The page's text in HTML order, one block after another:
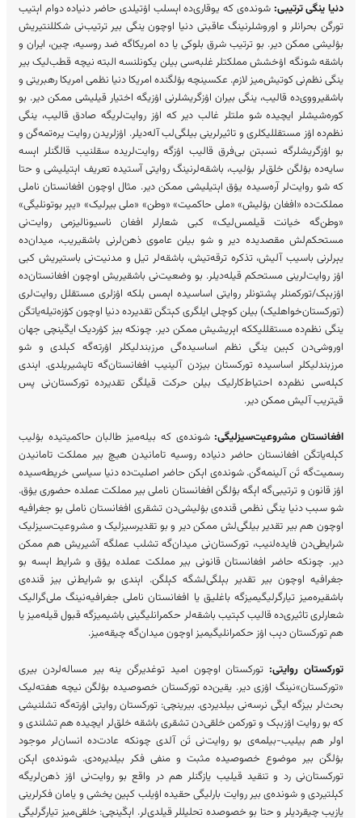
دنیا ینگی ترتیبی:شونده‌ی که یوقاری‌ده اېسلب اۉتیلدی حاضر دنیاده دوام اېتیب
تورگن بحرانلر و اوروشلرنینگ عاقبتی دنیا اوچون ینگی بیر ترتیب‌نی شکللنتیریش
بۉلیشی ممکن دیر. بو ترتیب شرق بلوکی یا ده امریکاگه ضد روسیه، چین، ایران و
باشقه شونگه اۉخشش مملکتلر غلبه‌سی بیلن یکونلنسه البته نیچه قطب‌لیک بیر
ینگی نظم‌نی کوتیش‌میز لازم. عکسینچه بۉلگنده امریکا دنیا نظمی امریکا رهبریتی و
باشقیرووی‌ده قالیب، ینگی بیران اۉزگریشلرنی اۉزیگه اختیار قیلیشی ممکن دیر. بو
کوره‌شیشلر ایچیده شو ملتلر غالب دیر که اۉز روایت‌لریگه صادق قالیب، ینگی
نظم‌ده اۉز مستقللیکلری و تاثیرلرینی بیلگی‌لب آله‌دیلر. اۉزلریدن روایت یره‌تمه‌گن و
بو اۉزگریشلرگه نسبتن بی‌فرق قالیب اۉزگه روایت‌لریده سقلنیب قالگنلر اېسه
سایه‌ده بۉلگن خلق‌لر بۉلیب، باشقه‌لرنینگ روایتی آستیده تعریف اېتیلیشی و حتا
که شو روایت‌لر آره‌سیده یۉق اېتیلیشی ممکن دیر. مثال اوچون افغانستان ناملی
مملکت‌ده «افغان بۉلیش» «ملی حاکمیت» «وطن» «ملی بیرلیک» «یېر بوتونلیگی»
«وطن‌گه خیانت قیلمس‌لیک» کبی شعارلر افغان ناسیونالیزمی روایت‌نی
مستحکم‌لش مقصدیده دیر و شو بیلن عاموی ذهن‌لرنی باشقیریب، میدان‌ده
یېرلرنی باسیب آلیش، تذکره ترقه‌تیش، باشقه‌لر تیل و مدنیت‌نی باستیریش کبی
اۉز روایت‌لرینی مستحکم قیله‌دیلر. بو وضعیت‌نی باشقیریش اوچون افغانستان‌ده
اۉزبېک/تورکمنلر پشتونلر روایتی اساسیده اېمس بلکه اۉزلری مستقلل روایت‌لری
(تورکستان‌خواهلیک) بیلن کوچلی ایلگری کېتگن تقدیرده دنیا اوچون کۉزه‌تیله‌یاتگن
ینگی نظم‌ده مستقللیککه اېریشیش ممکن دیر. چونکه بیز کۉردیک ایکّینچی جهان
اوروشی‌دن کېین ینگی نظم اساسیده‌گی مرزبندلیکلر اۉرته‌گه کېلدی و شو
مرزبندلیکلر اساسیده تورکستان بیزدن آلینیب افغانستان‌گه تاپشیریلدی. اېندی
کېله‌سی نظم‌ده احتیاط‌کارلیک بیلن حرکت قیلگن تقدیرده تورکستان‌نی پس
قیتریب آلیش ممکن دیر.
افغانستان مشروعیت‌سیزلیگی:شونده‌ی که بیله‌میز طالبان حاکمیتیده بۉلیب
کېله‌یاتگن افغانستان حاضر دنیاده روسیه تامانیدن هیچ بیر مملکت تامانیدن
رسمیت‌گه تَن آلینمه‌گن. شونده‌ی اېکن حاضر اصلیت‌ده دنیا سیاسی خریطه‌سیده
اۉز قانون و ترتیبی‌گه اېگه بۉلگن افغانستان ناملی بیر مملکت عملده حضوری یۉق.
شو سبب دنیا ینگی نظمی قنده‌ی بۉلیشی‌دن تشقری افغانستان ناملی بو جغرافیه‌
اوچون هم بیر تقدیر بیلگی‌لش ممکن دیر و بو تقدیرسیزلیک و مشروعیت‌سیزلیک
شرایطی‌دن فایده‌لنیب، تورکستان‌نی میدان‌گه تشلب عملگه آشیریش هم ممکن
دیر. چونکه حاضر افغانستان قانونی بیر مملکت عملده یۉق و شرایط اېسه بو
جغرافیه اوچون بیر تقدیر بېلگی‌لشگه کېلگن. اېندی بو شرایط‌نی بیز قنده‌ی
باشقیره‌میز تیارگرلیگیمیزگه باغلیق یا افغانستان ناملی جغرافیه‌نینگ ملی‌گرالیک
شعارلری تاثیری‌ده قالیب کېتیب باشقه‌لر حکمرانلیگینی باشیمیزگه قبول قیله‌میز یا
هم تورکستان دېب اۉز حکمرانلیگیمیز اوچون میدان‌گه چیقه‌میز.
تورکستان روایتی: تورکستان اوچون امید توغدیرگن ینه بیر مساله‌لردن بیری
«تورکستان»نینگ اۉزی دیر. یقین‌ده تورکستان خصوصیده بۉلگن نیچه هفته‌لیک
بحث‌لر بیزگه ایکّی نرسه‌نی بیلدیردی. بیرینچی: تورکستان روایتی اۉرته‌گه تشلنیشی
که بو روایت اۉزبېک و تورکمن خلقی‌دن تشقری باشقه خلق‌لر ایچیده هم تشلندی و
اولر هم بیلیب-بیلمه‌ی بو روایت‌نی تَن آلدی چونکه عادت‌ده انسان‌لر موجود
بۉلگن بیر موضوع‌ خصوصیده مثبت و منفی فکر بیلدیره‌دی. شونده‌ی اېکن
تورکستان‌نی رد و تنقید قیلیب یازگنلر هم در واقع بو روایت‌نی اۉز ذهن‌لریگه
کېلتیردی و شونده‌ی بیر روایت بارلیگی حقیده اۉیلب کېین یخشی و یامان فکرلرینی
یازیب چیقردیلر و حتا بو خصوصده تحلیللر قیلدی‌لر. اېکّینچی: خلقی‌میز تیارگرلیگی